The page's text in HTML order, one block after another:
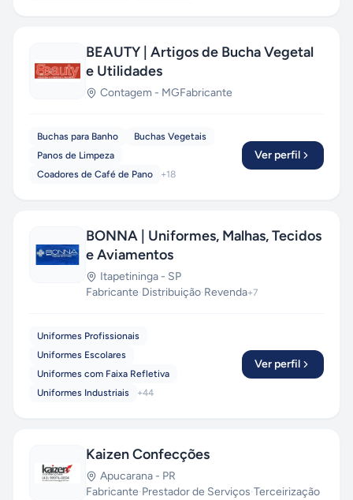
BEAUTY | Artigos de Bucha Vegetal
e Utilidades
Contagem - MGFabricante
Buchas para Banho
Buchas Vegetais
Panos de Limpeza
Coadores de Café de Pano
+18
Ver perfil
BONNA | Uniformes, Malhas, Tecidos
e Aviamentos
Itapetininga - SP
Fabricante·Distribuição·Revenda+7
Uniformes Profissionais
Uniformes Escolares
Uniformes com Faixa Refletiva
Uniformes Industriais
+44
Ver perfil
Kaizen Confecções
Apucarana - PR
Fabricante·Prestador de Serviços·Terceirização